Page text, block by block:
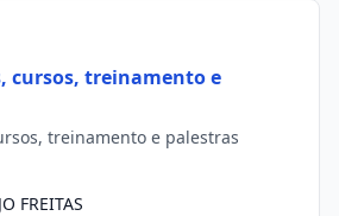
cursos, treinamento e
treinamento e palestras
FREITAS